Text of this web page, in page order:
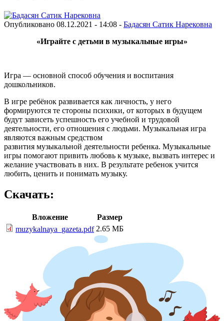
Опубликовано 08.12.2021 - 14:08 - Бадасян Сатик Нарековна
«Играйте с детьми в музыкальные игры»
Игра — основной способ обучения и воспитания
дошкольников.
В игре ребёнок развивается как личность, у него
формируются те стороны психики, от которых в будущем
будут зависеть успешность его учебной и трудовой
деятельности, его отношения с людьми. Музыкальная игра
являются важным средством
развития музыкальной деятельности ребенка. Музыкальные
игры помогают привить любовь к музыке, вызвать интерес и
желание участвовать в них. В результате ребенок учится
любить, ценить и понимать музыку.
Скачать:
Вложение
Размер
muzykalnaya_gazeta.pdf 2.65 МБ